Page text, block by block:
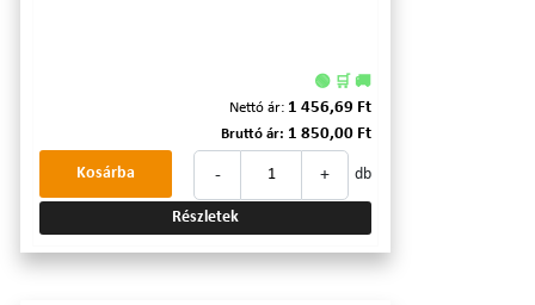
🟢 🛒 🚚
Nettó ár: 1 456,69 Ft
Bruttó ár: 1 850,00 Ft
- + db
Kosárba
Részletek